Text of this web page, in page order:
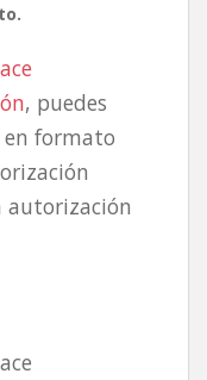
, puedes
formato
autorización